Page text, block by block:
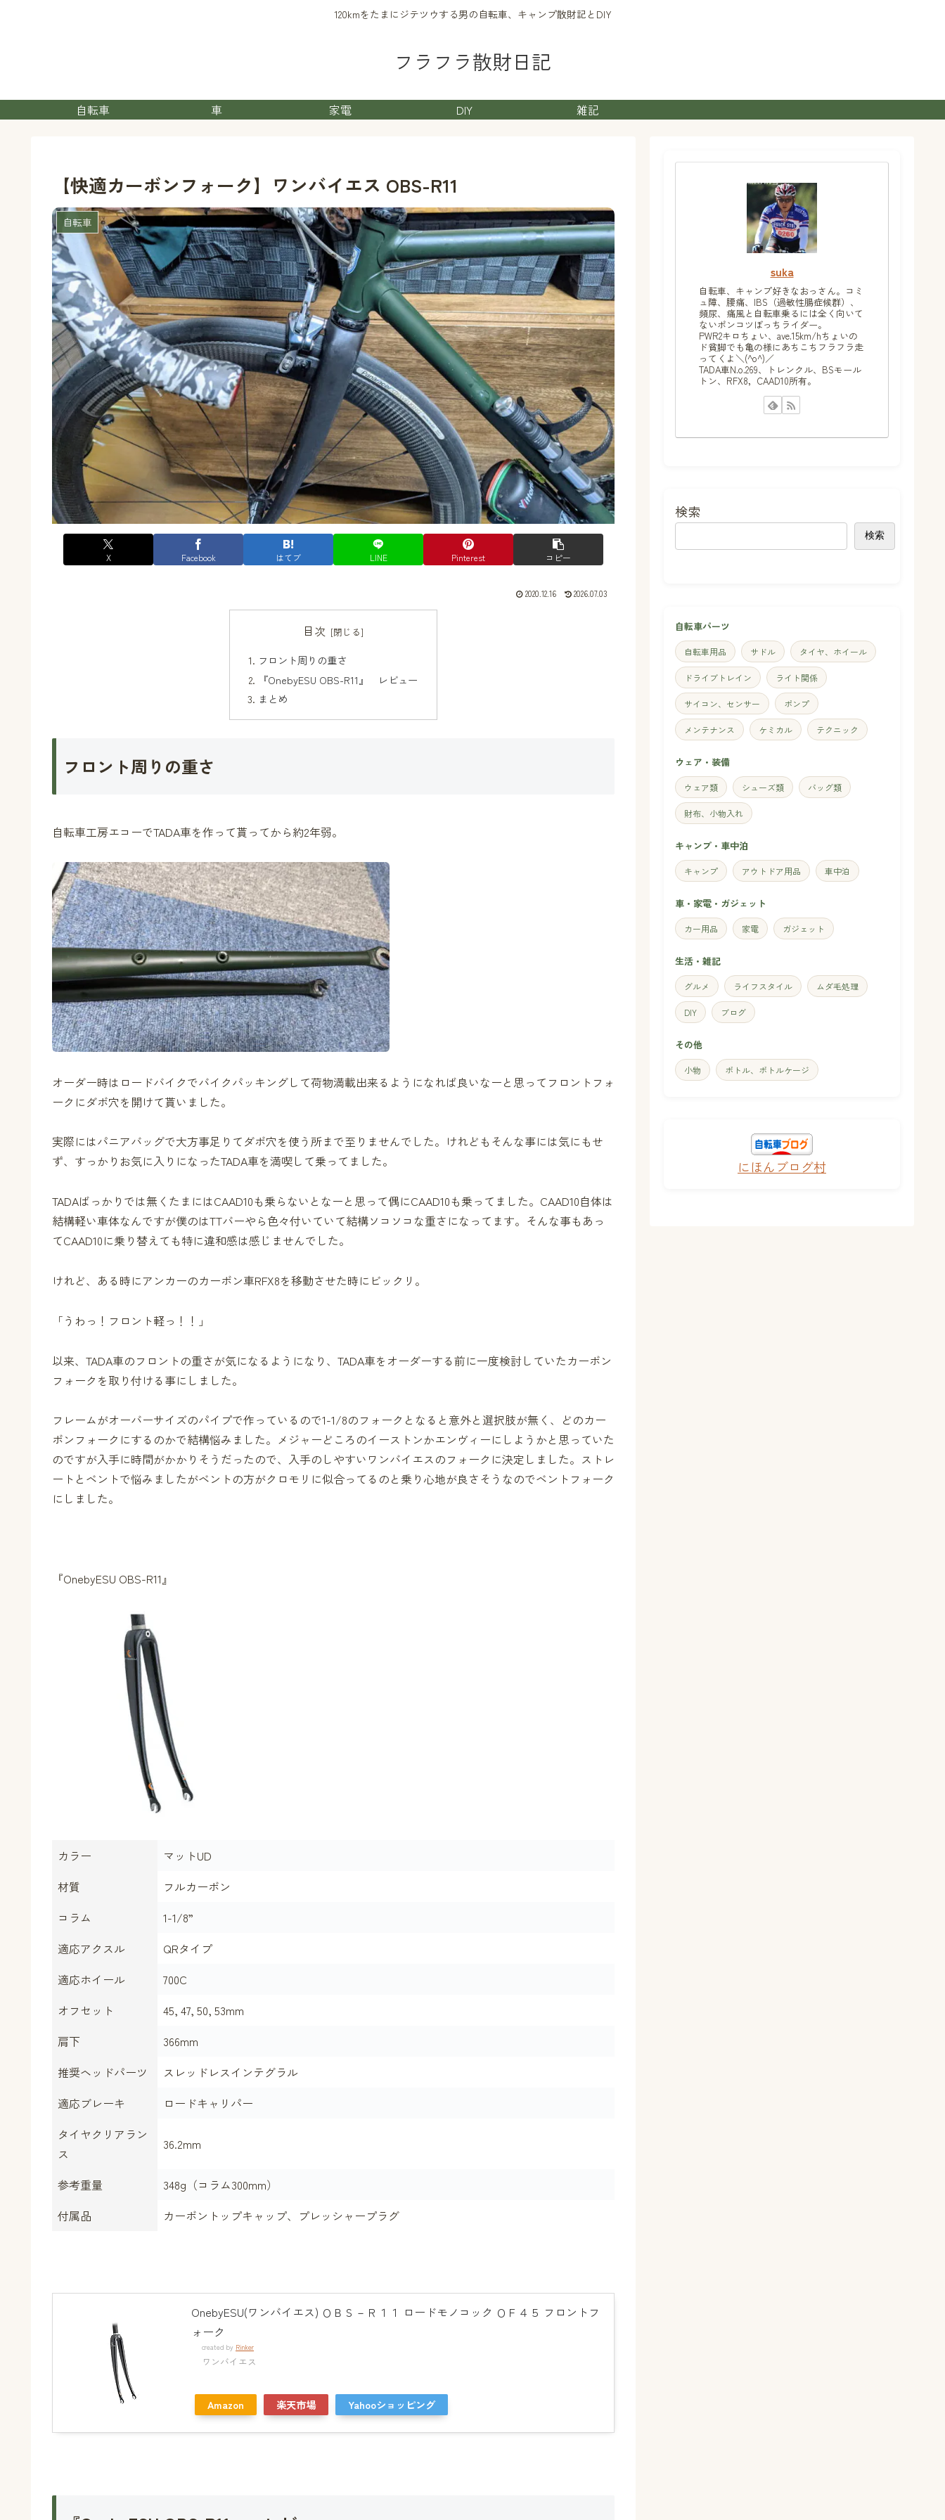
120kmをたまにジテツウする男の自転車、キャンプ散財記とDIY
フラフラ散財日記
自転車 車 家電 DIY 雑記
【快適カーボンフォーク】ワンバイエス OBS-R11
自転車
X Facebook はてブ LINE Pinterest コピー
2020.12.16 2026.07.03
目次
フロント周りの重さ
『OnebyESU OBS-R11』 レビュー
まとめ
フロント周りの重さ
自転車工房エコーでTADA車を作って貰ってから約2年弱。
オーダー時はロードバイクでバイクパッキングして荷物満載出来るようになれば良いなーと思ってフロントフォ
ークにダボ穴を開けて貰いました。
実際にはパニアバッグで大方事足りてダボ穴を使う所まで至りませんでした。けれどもそんな事には気にもせ
ず、すっかりお気に入りになったTADA車を満喫して乗ってました。
TADAばっかりでは無くたまにはCAAD10も乗らないとなーと思って偶にCAAD10も乗ってました。CAAD10自体は
結構軽い車体なんですが僕のはTTバーやら色々付いていて結構ソコソコな重さになってます。そんな事もあっ
てCAAD10に乗り替えても特に違和感は感じませんでした。
けれど、ある時にアンカーのカーボン車RFX8を移動させた時にビックリ。
「うわっ！フロント軽っ！！」
以来、TADA車のフロントの重さが気になるようになり、TADA車をオーダーする前に一度検討していたカーボン
フォークを取り付ける事にしました。
フレームがオーバーサイズのパイプで作っているので1-1/8のフォークとなると意外と選択肢が無く、どのカー
ボンフォークにするのかで結構悩みました。メジャーどころのイーストンかエンヴィーにしようかと思っていた
のですが入手に時間がかかりそうだったので、入手のしやすいワンバイエスのフォークに決定しました。ストレ
ートとベントで悩みましたがベントの方がクロモリに似合ってるのと乗り心地が良さそうなのでベントフォーク
にしました。
『OnebyESU OBS-R11』
カラー
マットUD
材質
フルカーボン
コラム
1-1/8”
適応アクスル
QRタイプ
適応ホイール
700C
オフセット
45, 47, 50, 53mm
肩下
366mm
推奨ヘッドパーツ
スレッドレスインテグラル
適応ブレーキ
ロードキャリパー
タイヤクリアラン
ス
36.2mm
参考重量
348g（コラム300mm）
付属品
カーボントップキャップ、プレッシャープラグ
OnebyESU(ワンバイエス) ＯＢＳ－Ｒ１１ ロードモノコック ＯＦ４５ フロントフ
ォーク
created by Rinker
ワンバイエス
Amazon 楽天市場 Yahooショッピング
suka
自転車、キャンプ好きなおっさん。コミ
ュ障、腰痛、IBS（過敏性腸症候群）、
頻尿、痛風と自転車乗るには全く向いて
ないポンコツぼっちライダー。
PWR2キロちょい、ave.15km/hちょいの
ド貧脚でも亀の様にあちこちフラフラ走
ってくよ＼(^o^)／
TADA車N.o.269、トレンクル、BSモール
トン、RFX8，CAAD10所有。
検索
検索
自転車パーツ
自転車用品 サドル タイヤ、ホイール
ドライブトレイン ライト関係
サイコン、センサー ポンプ
メンテナンス ケミカル テクニック
ウェア・装備
ウェア類 シューズ類 バッグ類
財布、小物入れ
キャンプ・車中泊
キャンプ アウトドア用品 車中泊
車・家電・ガジェット
カー用品 家電 ガジェット
生活・雑記
グルメ ライフスタイル ムダ毛処理
DIY ブログ
その他
小物 ボトル、ボトルケージ
にほんブログ村